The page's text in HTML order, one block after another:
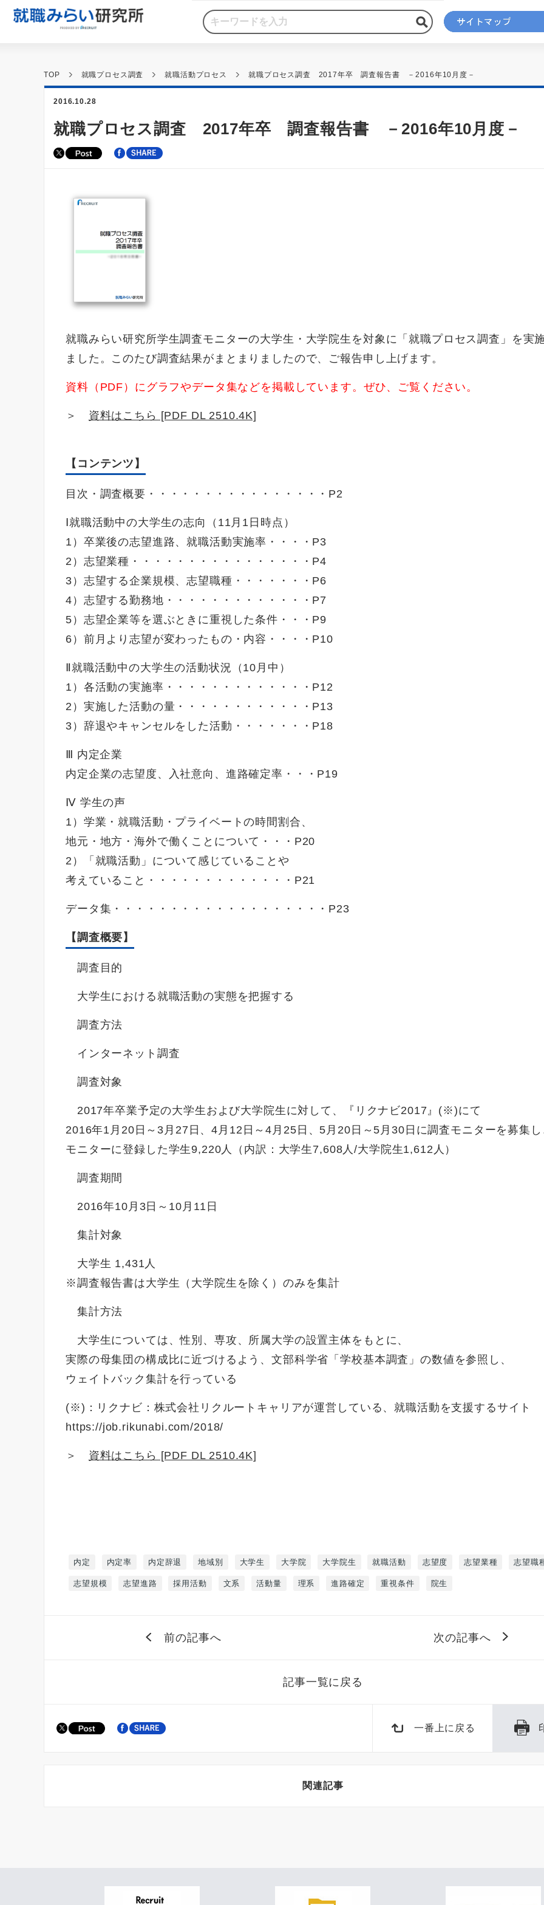
TOP 就職プロセス調査 就職活動プロセス 就職プロセス調査 2017年卒 調査報告書 －2016年10月度－
2016.10.28
就職プロセス調査 2017年卒 調査報告書 －2016年10月度－
就職みらい研究所学生調査モニターの大学生・大学院生を対象に「就職プロセス調査」を実
ました。このたび調査結果がまとまりましたので、ご報告申し上げます。
資料（PDF）にグラフやデータ集などを掲載しています。ぜひ、ご覧ください。
＞ 資料はこちら [PDF DL 2510.4K]
【コンテンツ】
目次・調査概要・・・・・・・・・・・・・・・・P2
Ⅰ就職活動中の大学生の志向（11月1日時点）
1）卒業後の志望進路、就職活動実施率・・・・P3
2）志望業種・・・・・・・・・・・・・・・・P4
3）志望する企業規模、志望職種・・・・・・・P6
4）志望する勤務地・・・・・・・・・・・・・P7
5）志望企業等を選ぶときに重視した条件・・・P9
6）前月より志望が変わったもの・内容・・・・P10
Ⅱ就職活動中の大学生の活動状況（10月中）
1）各活動の実施率・・・・・・・・・・・・・P12
2）実施した活動の量・・・・・・・・・・・・P13
3）辞退やキャンセルをした活動・・・・・・・P18
Ⅲ 内定企業
内定企業の志望度、入社意向、進路確定率・・・P19
Ⅳ 学生の声
1）学業・就職活動・プライベートの時間割合、
地元・地方・海外で働くことについて・・・P20
2）「就職活動」について感じていることや
考えていること・・・・・・・・・・・・・P21
データ集・・・・・・・・・・・・・・・・・・・P23
【調査概要】
調査目的
大学生における就職活動の実態を把握する
調査方法
インターネット調査
調査対象
2017年卒業予定の大学生および大学院生に対して、『リクナビ2017』(※)にて
2016年1月20日～3月27日、4月12日～4月25日、5月20日～5月30日に調査モニターを募集
モニターに登録した学生9,220人（内訳：大学生7,608人/大学院生1,612人）
調査期間
2016年10月3日～10月11日
集計対象
大学生 1,431人
※調査報告書は大学生（大学院生を除く）のみを集計
集計方法
大学生については、性別、専攻、所属大学の設置主体をもとに、
実際の母集団の構成比に近づけるよう、文部科学省「学校基本調査」の数値を参照し、
ウェイトバック集計を行っている
(※)：リクナビ：株式会社リクルートキャリアが運営している、就職活動を支援するサイト
https://job.rikunabi.com/2018/
＞ 資料はこちら [PDF DL 2510.4K]
内定 内定率 内定辞退 地域別 大学生 大学院 大学院生 就職活動 志望度 志望業種 志望職
志望規模 志望進路 採用活動 文系 活動量 理系 進路確定 重視条件 院生
前の記事へ 次の記事へ
記事一覧に戻る
一番上に戻る
関連記事